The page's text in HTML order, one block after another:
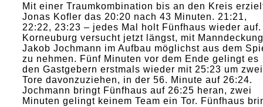
Mit einer Traumkombination bis an den Kreis
Jonas Kofler das 20:20 nach 43 Minuten. 21:21,
22:22, 23:23 – jedes Mal holt Fünfhaus wieder auf.
Korneuburg versucht jetzt längst, mit Manndeckung
Jakob Jochmann im Aufbau möglichst aus dem
zu nehmen. Fünf Minuten vor dem Ende gelingt es
den Gastgebern erstmals wieder mit 25:23 um zwei
Tore davonzuziehen, in der 56. Minute auf 26:24.
Jochmann bringt Fünfhaus auf 26:25 heran, zwei
Minuten gelingt keinem Team ein Tor. Fünfhaus